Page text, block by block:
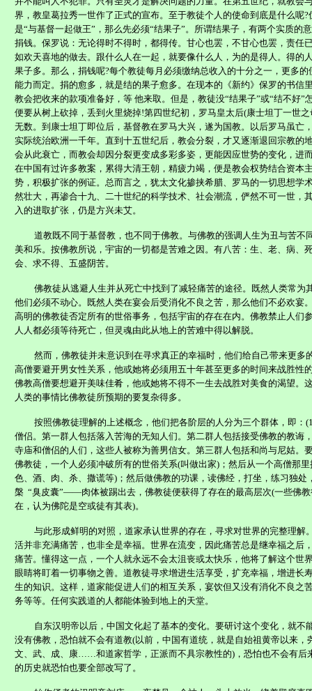
界，教皇葛拉秀一世作了正式的宣布。至于教徒个人的使命到底是什么呢?
是“与基督一起做王”，那么先必须“结果子”。所谓结果子，有两个实质的
捐钱。保罗说：无论得时不得时，都得传。甘心也罢，不甘心也罢，责任
如欢天喜地的做去。跟什么人在一起，就要像什么人，为的是得人。得的
果子多。那么，捐钱呢?每个教徒每月必须缴纳总收入的十分之一，更多的
能力而定。捐的愈多，就是结的果子愈多。在现本的《新约》保罗的书信
教会把收来的款项准备好，等 他来取。但是，教徒没“结果子”或“结不好”
便要从树上砍掉，丢到火里烧掉!第四世纪初，罗马皇太后(康士坦丁一世之
无数。到康士坦丁即位后，基督教在罗马大兴，遂为国教。以后罗马虽亡
实际统治欧洲一千年。直到十五世纪后，教会分裂，才又逐渐退回宗教的
会从此衰亡，而教会却因分裂更变成多彩多姿，更能因应世势的变化，进
在中国有过许多教案，累得大清王朝，精疲力竭，便是教会权势结合资本
势，积极扩张的例证。总而言之，犹太文化掺挟希腊、罗马的一切思想学
然壮大，再渗合十九、二十世纪的科学技术、社会潮流，俨然不可一世，
入的进取扩张，仍是方兴未艾。
道教既不同于基督教，也不同于佛教。与佛教的强调人生为丑与苦不
美和乐。按佛教所说，宇宙的一切都是苦难之因。有八苦：生、老、病、
会、求不得、五盛阴苦。
佛教徒从逃避人生并从死亡中找到了减轻痛苦的途径。既然人类常为
他们必须不动心。既然人类在宴会后受消化不良之苦，那么他们不必欢宴
高明的佛教徒否定所有的世俗事务，包括宇宙的存在在内。佛教禁止人们
人人都必须等待死亡，但灵魂由此从地上的苦难中得以解脱。
然而，佛教徒并未意识到在寻求真正的幸福时，他们给自己带来更多
高僧要避开男女性关系，他或她将必须用五十年甚至更多的时间来战胜性
佛教高僧要想避开美味佳肴，他或她将不得不一生去战胜对美食的渴望。
人类的事情比佛教徒所预期的要复杂得多。
按照佛教徒理解的上述概念，他们把各阶层的人分为三个群体，即：
僧侣。第一群人包括落入苦海的无知人们。第二群人包括接受佛教的教诲
寺庙和僧侣的人们，这些人被称为善男信女。第三群人包括和尚与尼姑。
佛教徒，一个人必须冲破所有的世俗关系(叫做出家) ；然后从一个高僧那
色、酒、肉、杀、撒谎等) ；然后做佛教的功课，读佛经，打坐，练习独处
槃 “臭皮囊”——肉体被踢出去，佛教徒便获得了存在的最高层次(一些佛
在，认为佛陀是空或徒有其表)。
与此形成鲜明的对照，道家承认世界的存在，寻求对世界的完整理解
活并非充满痛苦，也非全是幸福。世界在流变，因此痛苦总是继幸福之后
痛苦。懂得这一点，一个人就永远不会太沮丧或太快乐，他将了解这个世
眼睛将盯着一切事物之善。道教徒寻求增进生活享受，扩充幸福，增进长
生的知识。这样，道家能促进人们的相互关系，宴饮但又没有消化不良之
务等等。任何实践道的人都能体验到地上的天堂。
自东汉明帝以后，中国文化起了基本的变化。要研讨这个变化，就不
没有佛教，恐怕就不会有道教(以前，中国有道统，就是自始祖黄帝以来，
文、武、成、康……和道家哲学，正派而不具宗教性的) ，恐怕也不会有
的历史就恐怕也要全部改写了。